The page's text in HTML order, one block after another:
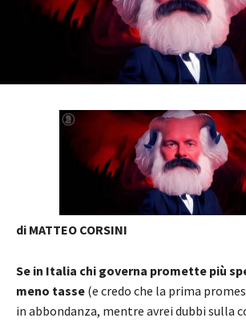
di MATTEO CORSINI
Se in Italia chi governa promette più
meno tasse (e credo che la prima
in abbondanza, mentre avrei dubbi sulla